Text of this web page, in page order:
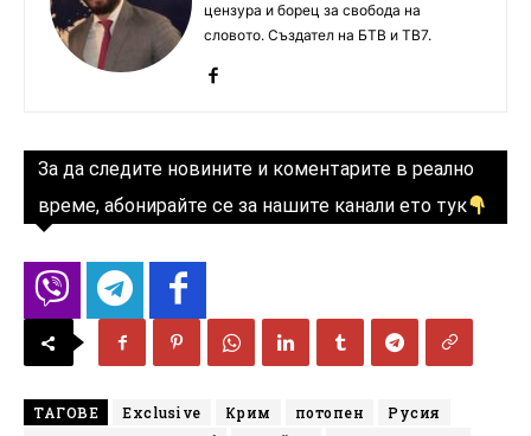
цензура и борец за свобода на
словото. Създател на БТВ и ТВ7.
За да следите новините и коментарите в реално
време, абонирайте се за нашите канали ето тук
ТАГОВЕ Exclusive Крим потопен
Русия